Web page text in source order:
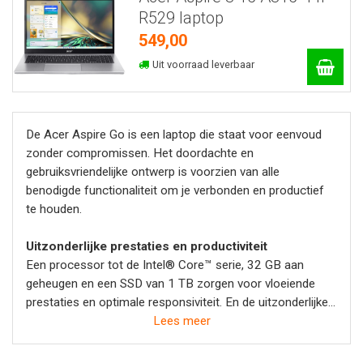
R529 laptop
549,00
Uit voorraad leverbaar
De Acer Aspire Go is een laptop die staat voor eenvoud
zonder compromissen. Het doordachte en
gebruiksvriendelijke ontwerp is voorzien van alle
benodigde functionaliteit om je verbonden en productief
te houden.
Uitzonderlijke prestaties en productiviteit
Een processor tot de Intel® Core™ serie, 32 GB aan
geheugen en een SSD van 1 TB zorgen voor vloeiende
prestaties en optimale responsiviteit. En de uitzonderlijke
batterijduur en ondersteuning van je dagelijkse AI-
Lees meer